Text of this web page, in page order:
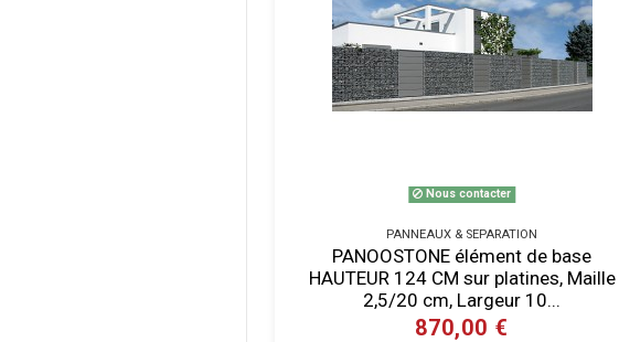
Nous contacter
PANNEAUX & SEPARATION
PANOOSTONE élément de base
HAUTEUR 124 CM sur platines, Maille
2,5/20 cm, Largeur 10...
870,00 €